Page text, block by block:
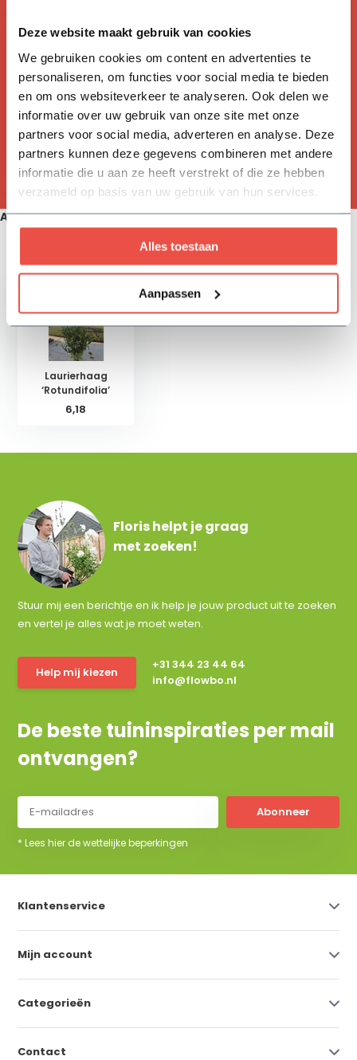
Deze website maakt gebruik van cookies
We gebruiken cookies om content en advertenties te
personaliseren, om functies voor social media te bieden
en om ons websiteverkeer te analyseren. Ook delen we
informatie over uw gebruik van onze site met onze
partners voor social media, adverteren en analyse. Deze
partners kunnen deze gegevens combineren met andere
informatie die u aan ze heeft verstrekt of die ze hebben
verzameld op basis van uw gebruik van hun services.
Alles toestaan
Aanpassen
Aanplantgrond
7,84
Aanbevolen producten
Zojuist bekeken
Laurierhaag
‘Rotundifolia’
6,18
Floris helpt je graag
met zoeken!
Stuur mij een berichtje en ik help je jouw product uit te zoeken
en vertel je alles wat je moet weten.
Help mij kiezen
+31 344 23 44 64
info@flowbo.nl
De beste tuininspiraties per mail
ontvangen?
Abonneer
* Lees hier de wettelijke beperkingen
Klantenservice
Mijn account
Categorieën
Contact